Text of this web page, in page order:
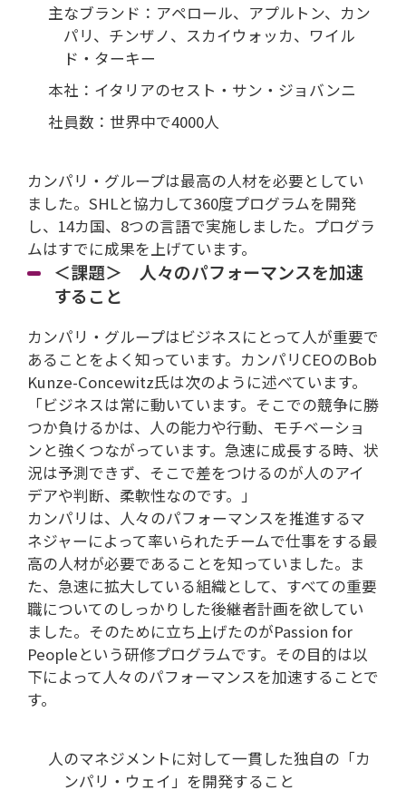
主なブランド：アペロール、アプルトン、カン
パリ、チンザノ、スカイウォッカ、ワイル
ド・ターキー
本社：イタリアのセスト・サン・ジョバンニ
社員数：世界中で4000人
カンパリ・グループは最高の人材を必要としてい
ました。SHLと協力して360度プログラムを開発
し、14カ国、8つの言語で実施しました。プログラ
ムはすでに成果を上げています。
＜課題＞ 人々のパフォーマンスを加速
すること
カンパリ・グループはビジネスにとって人が重要で
あることをよく知っています。カンパリCEOのBob
Kunze-Concewitz氏は次のように述べています。
「ビジネスは常に動いています。そこでの競争に勝
つか負けるかは、人の能力や行動、モチベーショ
ンと強くつながっています。急速に成長する時、状
況は予測できず、そこで差をつけるのが人のアイ
デアや判断、柔軟性なのです。」
カンパリは、人々のパフォーマンスを推進するマ
ネジャーによって率いられたチームで仕事をする最
高の人材が必要であることを知っていました。ま
た、急速に拡大している組織として、すべての重要
職についてのしっかりした後継者計画を欲してい
ました。そのために立ち上げたのがPassion for
Peopleという研修プログラムです。その目的は以
下によって人々のパフォーマンスを加速することで
す。
人のマネジメントに対して一貫した独自の「カ
ンパリ・ウェイ」を開発すること